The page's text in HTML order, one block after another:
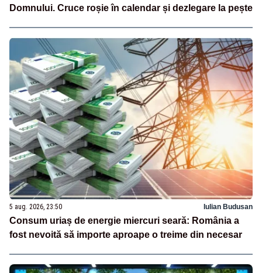
Domnului. Cruce roșie în calendar și dezlegare la pește
5 aug. 2026, 23:50 Iulian Budusan
Consum uriaș de energie miercuri seară: România a
fost nevoită să importe aproape o treime din necesar